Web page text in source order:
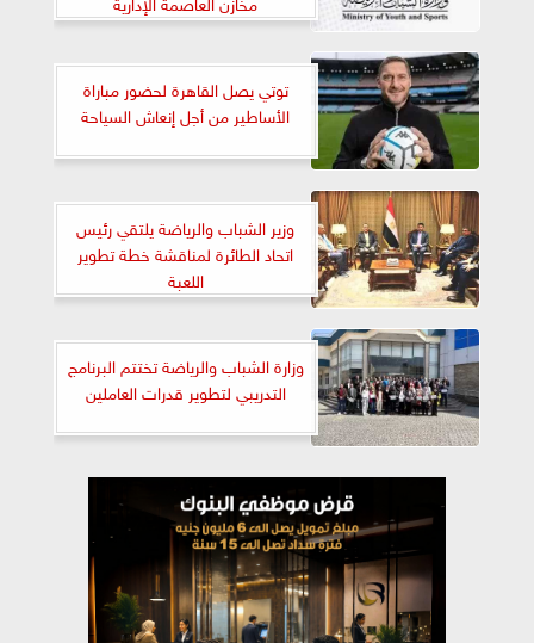
توتي يصل القاهرة لحضور مباراة
الأساطير من أجل إنعاش السياحة
وزير الشباب والرياضة يلتقي رئيس
اتحاد الطائرة لمناقشة خطة تطوير
اللعبة
وزارة الشباب والرياضة تختتم البرنامج
التدريبي لتطوير قدرات العاملين